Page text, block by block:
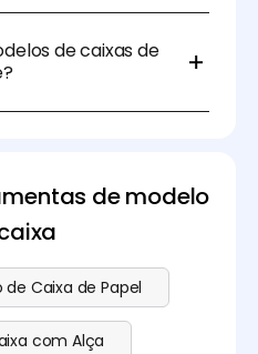
Segundo, ajuste
Terceiro,
formatos DXF, PDF e
de caixas de
de modelo
Caixa de Papel
com Alça